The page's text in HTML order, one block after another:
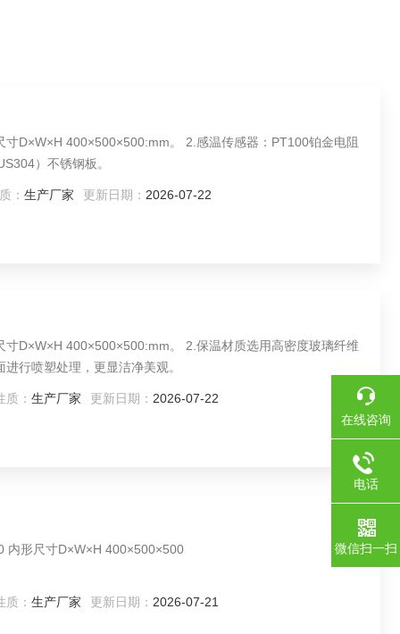
（SUS304）不锈钢板。
： 生产厂家 更新日期： 2026-07-22
D×W×H 400×500×500:mm。 2.保温材质选用高密度玻璃纤维
行喷塑处理，更显洁净美观。
质： 生产厂家 更新日期： 2026-07-22
位:mm）： 型号 G-100 内形尺寸D×W×H 400×500×500
质： 生产厂家 更新日期： 2026-07-21
在线咨询
电话
微信扫一扫